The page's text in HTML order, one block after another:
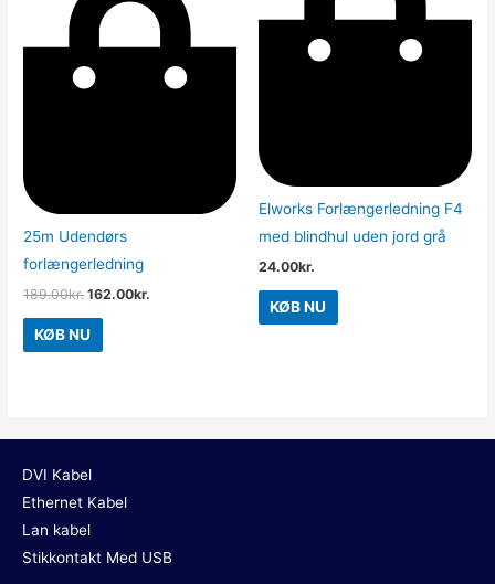
25m Udendørs
forlængerledning
189.00kr. 162.00kr.
KØB NU
Elworks Forlængerledning F4
med blindhul uden jord grå
24.00kr.
KØB NU
DVI Kabel
Ethernet Kabel
Lan kabel
Stikkontakt Med USB